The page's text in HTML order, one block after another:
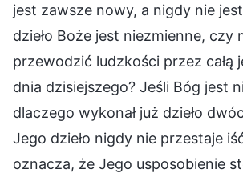
jest zawsze nowy, a nigdy nie
dzieło Boże jest niezmienne, czy
przewodzić ludzkości przez całą
dnia dzisiejszego? Jeśli Bóg jest
dlaczego wykonał już dzieło
Jego dzieło nigdy nie przestaje
oznacza, że Jego usposobienie